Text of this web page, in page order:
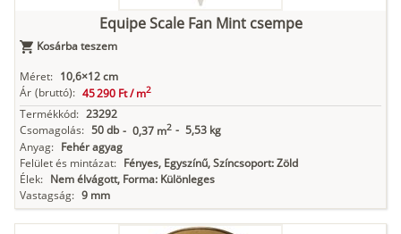
Equipe Scale Fan Mint csempe
Kosárba teszem
Méret: 10,6×12 cm
Ár (bruttó): 45 290 Ft /m2
Termékkód: 23292
Csomagolás: 50 db - 0,37 m2 - 5,53 kg
Anyag: Fehér agyag
Felület és mintázat: Fényes, Egyszínű, Színcsoport: Zöld
Élek: Nem élvágott, Forma: Különleges
Vastagság: 9 mm